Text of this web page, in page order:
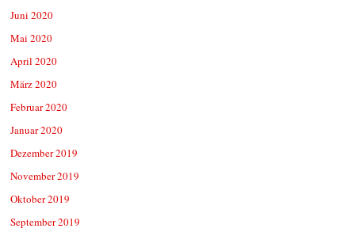
Juni 2020
Mai 2020
April 2020
März 2020
Februar 2020
Januar 2020
Dezember 2019
November 2019
Oktober 2019
September 2019